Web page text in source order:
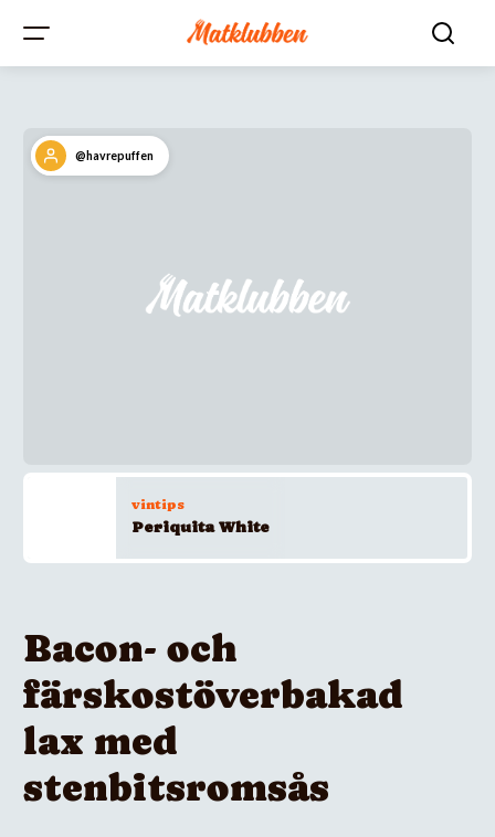
@havrepuffen
vintips
Periquita White
Bacon- och
färskostöverbakad
lax med
stenbitsromsås